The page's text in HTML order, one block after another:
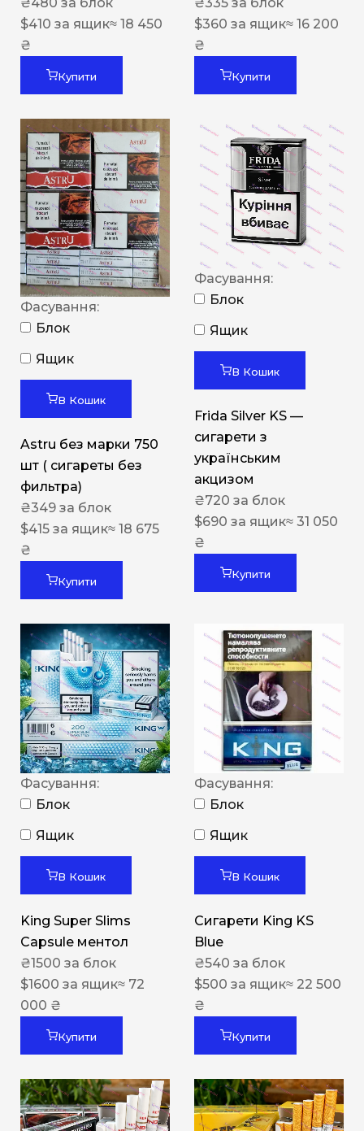
₴480 за блок
$410 за ящик≈ 18 450
₴
Купити
₴335 за блок
$360 за ящик≈ 16 200
₴
Купити
Фасування:
Блок
Ящик
В Кошик
Astru без марки 750
шт ( сигареты без
фильтра)
₴349 за блок
$415 за ящик≈ 18 675
₴
Купити
Фасування:
Блок
Ящик
В Кошик
Frida Silver KS —
сигарети з
українським
акцизом
₴720 за блок
$690 за ящик≈ 31 050
₴
Купити
Фасування:
Блок
Ящик
В Кошик
King Super Slims
Capsule ментол
₴1500 за блок
$1600 за ящик≈ 72
000 ₴
Купити
Фасування:
Блок
Ящик
В Кошик
Сигарети King KS
Blue
₴540 за блок
$500 за ящик≈ 22 500
₴
Купити